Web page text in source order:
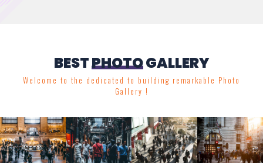
BESTPHOTOGALLERY
Welcome to the dedicated to building remarkable Photo
Gallery !